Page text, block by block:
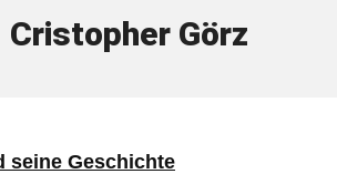
Cristopher Görz
seine Geschichte